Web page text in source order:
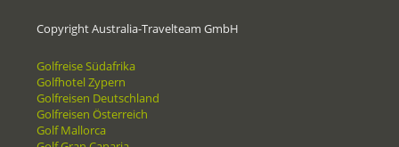
Copyright Australia-Travelteam GmbH
Golfreise Südafrika
Golfhotel Zypern
Golfreisen Deutschland
Golfreisen Österreich
Golf Mallorca